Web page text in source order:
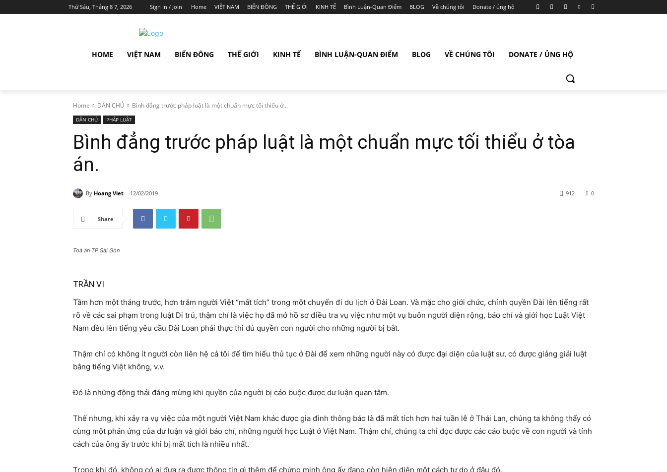
Thứ Sáu, Tháng 8 7, 2026 Sign in / Join Home VIỆT NAM BIỂN ĐÔNG THẾ GIỚI KINH TẾ Bình Luận-Quan Điểm BLOG Về chúng tôi Donate / ủng hộ
HOME VIỆT NAM BIỂN ĐÔNG THẾ GIỚI KINH TẾ BÌNH LUẬN-QUAN ĐIỂM BLOG VỀ CHÚNG TÔI DONATE / ỦNG HỘ
Home DÂN CHỦ Bình đẳng trước pháp luật là một chuẩn mực tối thiểu ở...
DÂN CHỦ PHÁP LUẬT
Bình đẳng trước pháp luật là một chuẩn mực tối thiểu ở tòa
án.
By Hoang Viet 12/02/2019 0
912
Share
Toà án TP Sài Gòn
TRẦN VI
Tầm hơn một tháng trước, hơn trăm người Việt “mất tích” trong một chuyến đi du lịch ở Đài Loan. Và mặc cho giới chức, chính quyền Đài lên tiếng rất
rõ về các sai phạm trong luật Di trú, thậm chí là việc họ đã mở hồ sơ điều tra vụ việc như một vụ buôn người diện rộng, báo chí và giới học Luật Việt
Nam đều lên tiếng yêu cầu Đài Loan phải thực thi đủ quyền con người cho những người bị bắt.
Thậm chí có không ít người còn liên hệ cả tôi để tìm hiểu thủ tục ở Đài để xem những người này có được đại diện của luật sư, có được giảng giải luật
bằng tiếng Việt không, v.v.
Đó là những động thái đáng mừng khi quyền của người bị cáo buộc được dư luận quan tâm.
Thế nhưng, khi xảy ra vụ việc của một người Việt Nam khác được gia đình thông báo là đã mất tích hơn hai tuần lễ ở Thái Lan, chúng ta không thấy có
cùng một phản ứng của dư luận và giới báo chí, những người học Luật ở Việt Nam. Thậm chí, chúng ta chỉ đọc được các cáo buộc về con người và tính
cách của ông ấy trước khi bị mất tích là nhiều nhất.
Trong khi đó, không có ai đưa ra được thông tin gì thêm để chứng minh ông ấy đang còn hiện diện một cách tự do ở đâu đó.